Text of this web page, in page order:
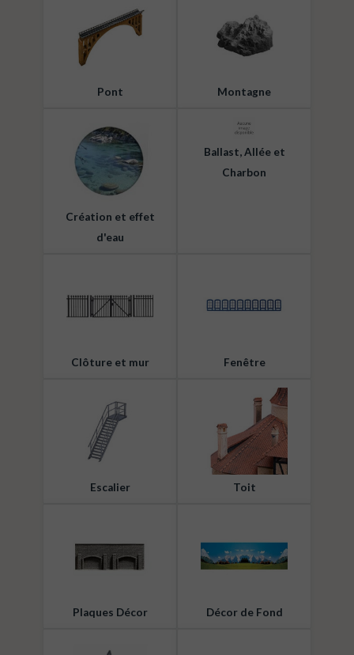
Pont Montagne
Création et effet
d'eau
Ballast, Allée et
Charbon
Clôture et mur Fenêtre
Escalier Toit
Plaques Décor Décor de Fond